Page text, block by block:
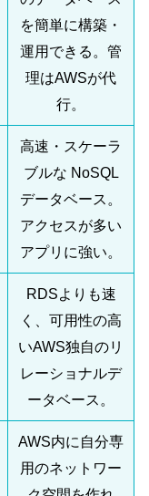
を簡単に構築・
運用できる。管
理はAWSが代
行。
高速・スケーラ
ブルな NoSQL
データベース。
アクセスが多い
アプリに強い。
RDSよりも速
く、可用性の高
いAWS独自のリ
レーショナルデ
ータベース。
AWS内に自分専
用のネットワー